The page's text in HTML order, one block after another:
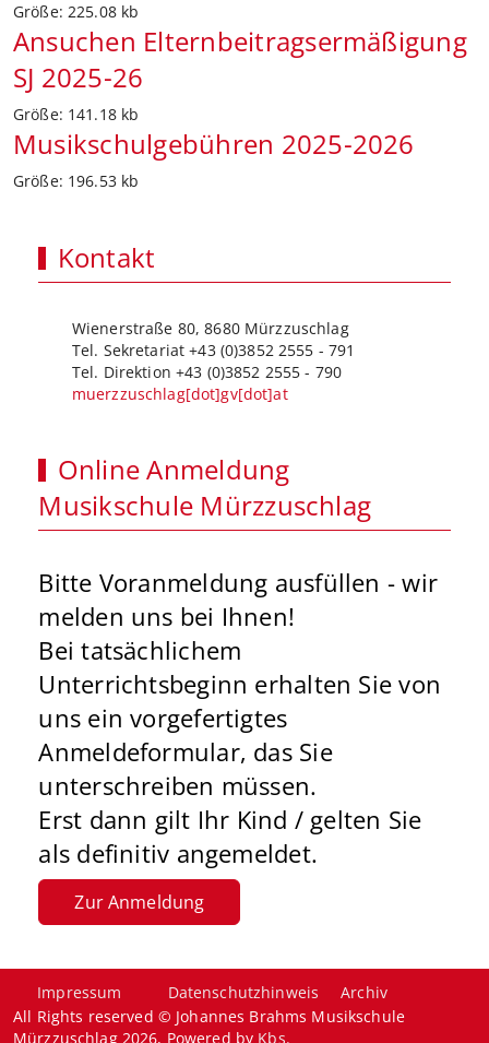
Größe:225.08 kb
Ansuchen Elternbeitragsermäßigung
SJ 2025-26
Größe: 141.18 kb
Musikschulgebühren 2025-2026
Größe: 196.53 kb
Kontakt
Wienerstraße 80, 8680 Mürzzuschlag
Tel. Sekretariat +43 (0)3852 2555 - 791
Tel. Direktion +43 (0)3852 2555 - 790
muerzzuschlag[dot]gv[dot]at
Online Anmeldung
Musikschule Mürzzuschlag
Bitte Voranmeldung ausfüllen - wir
melden uns bei Ihnen!
Bei tatsächlichem
Unterrichtsbeginn erhalten Sie von
uns ein vorgefertigtes
Anmeldeformular, das Sie
unterschreiben müssen.
Erst dann gilt Ihr Kind / gelten Sie
als definitiv angemeldet.
Zur Anmeldung
Impressum Datenschutzhinweis
Archiv
All Rights reserved © Johannes Brahms Musikschule
Mürzzuschlag 2026, Powered by Kbs.